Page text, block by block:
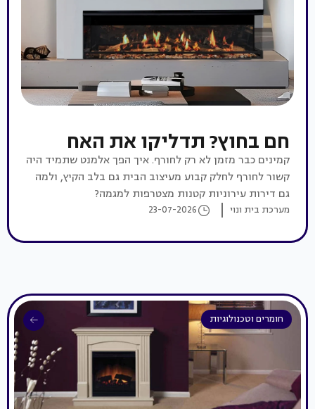
חם בחוץ? תדליקו את האח
קמינים כבר מזמן לא רק לחורף. איך הפך אלמנט שתמיד היה
קשור לחורף לחלק קבוע מעיצוב הבית גם בלב הקיץ, ולמה
גם דירות עירוניות קטנות מצטרפות למגמה?
מערכת בית ונוי 23-07-2026
חומרים וטכנולוגיות